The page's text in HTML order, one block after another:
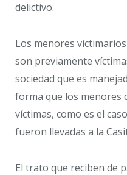
delictivo.
Los menores
son previamente
sociedad que es
forma que los menores
víctimas, como es el
fueron llevadas a la
El trato que reciben de